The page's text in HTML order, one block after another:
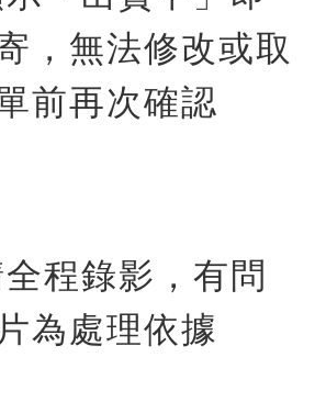
，無法修改或取
前再次確認
程錄影，有問
為處理依據